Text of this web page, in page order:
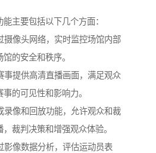
主要包括以下几个方面：
像头网络，实时监控场馆内部
的安全和秩序。
提供高清直播画面，满足观众
的可见性和影响力。
像和回放功能，允许观众和裁
裁判决策和增强观众体验。
像数据分析，评估运动员表